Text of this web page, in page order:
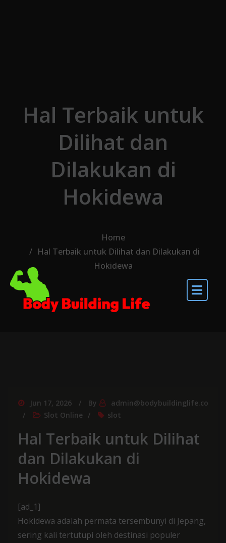
Hal Terbaik untuk
Dilihat dan
Dilakukan di
Hokidewa
Home
Hal Terbaik untuk Dilihat dan Dilakukan di
Hokidewa
Jun 17, 2026 By
admin@bodybuildinglife.co
Slot Online
slot
Hal Terbaik untuk Dilihat
dan Dilakukan di
Hokidewa
[ad_1]
Hokidewa adalah permata tersembunyi di Jepang,
sering kali tertutupi oleh destinasi populer